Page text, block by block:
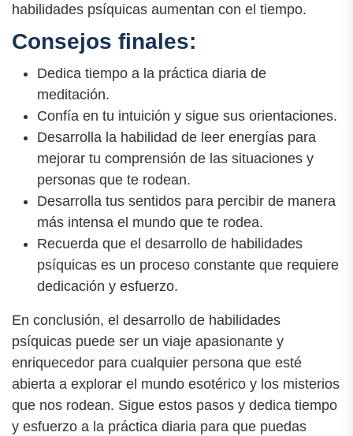
habilidades psíquicas aumentan con el tiempo.
Consejos finales:
Dedica tiempo a la práctica diaria de
meditación.
Confía en tu intuición y sigue sus orientaciones.
Desarrolla la habilidad de leer energías para
mejorar tu comprensión de las situaciones y
personas que te rodean.
Desarrolla tus sentidos para percibir de manera
más intensa el mundo que te rodea.
Recuerda que el desarrollo de habilidades
psíquicas es un proceso constante que requiere
dedicación y esfuerzo.
En conclusión, el desarrollo de habilidades
psíquicas puede ser un viaje apasionante y
enriquecedor para cualquier persona que esté
abierta a explorar el mundo esotérico y los misterios
que nos rodean. Sigue estos pasos y dedica tiempo
y esfuerzo a la práctica diaria para que puedas